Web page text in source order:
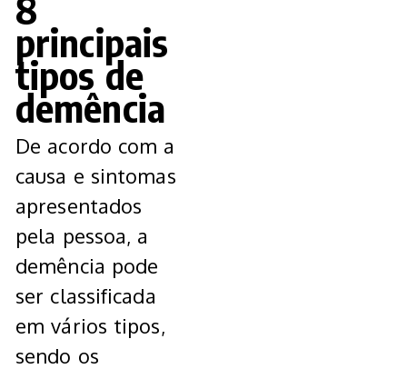
principais
tipos de
demência
De acordo com a
causa e sintomas
apresentados
pela pessoa, a
demência pode
ser classificada
em vários tipos,
sendo os